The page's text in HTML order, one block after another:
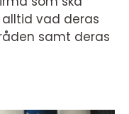
vad deras
samt deras